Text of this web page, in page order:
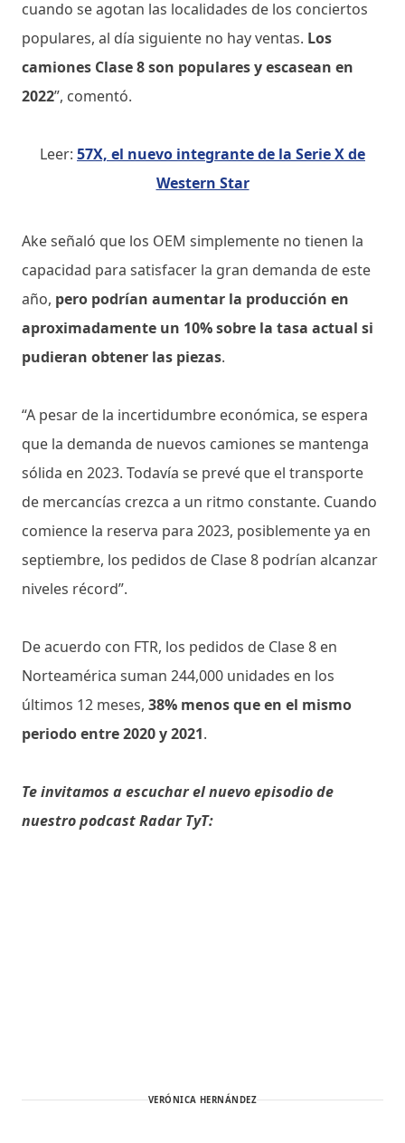
cuando se agotan las localidades de los conciertos
populares, al día siguiente no hay ventas. Los
camiones Clase 8 son populares y escasean en
2022”, comentó.
Leer: 57X, el nuevo integrante de la Serie X de
Western Star
Ake señaló que los OEM simplemente no tienen la
capacidad para satisfacer la gran demanda de este
año, pero podrían aumentar la producción en
aproximadamente un 10% sobre la tasa actual si
pudieran obtener las piezas.
“A pesar de la incertidumbre económica, se espera
que la demanda de nuevos camiones se mantenga
sólida en 2023. Todavía se prevé que el transporte
de mercancías crezca a un ritmo constante. Cuando
comience la reserva para 2023, posiblemente ya en
septiembre, los pedidos de Clase 8 podrían alcanzar
niveles récord”.
De acuerdo con FTR, los pedidos de Clase 8 en
Norteamérica suman 244,000 unidades en los
últimos 12 meses, 38% menos que en el mismo
periodo entre 2020 y 2021.
Te invitamos a escuchar el nuevo episodio de
nuestro podcast Radar TyT:
VERÓNICA HERNÁNDEZ